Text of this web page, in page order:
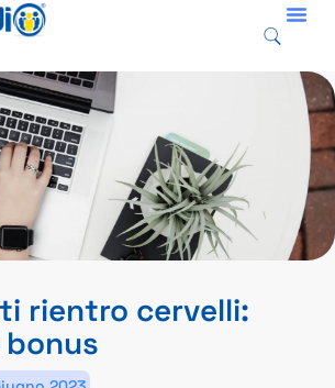
rientro cervelli:
bonus